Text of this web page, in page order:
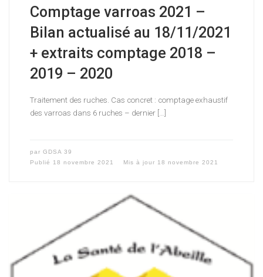
Comptage varroas 2021 –
Bilan actualisé au 18/11/2021
+ extraits comptage 2018 –
2019 – 2020
Traitement des ruches. Cas concret : comptage exhaustif
des varroas dans 6 ruches – dernier […]
par GDSA 39
Publié 18 novembre 2021 Mis à jour 18 novembre 2021